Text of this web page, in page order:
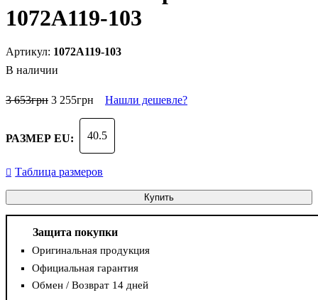
1072A119-103
1072A119-103
В наличии
3 653грн 3 255грн Нашли дешевле?
РАЗМЕР EU: 40.5
Таблица размеров
Купить
Защита покупки
Оригинальная продукция
Официальная гарантия
Обмен / Возврат 14 дней